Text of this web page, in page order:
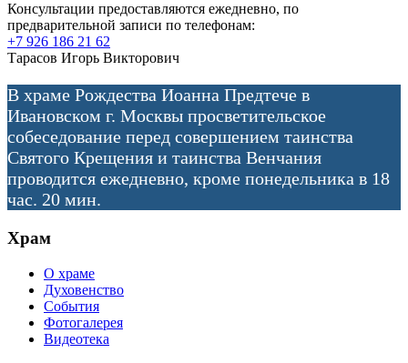
Консультации предоставляются ежедневно, по
предварительной записи по телефонам:
+7 926 186 21 62
Тарасов Игорь Викторович
В храме Рождества Иоанна Предтече в
Ивановском г. Москвы просветительское
собеседование перед совершением таинства
Святого Крещения и таинства Венчания
проводится ежедневно, кроме понедельника в 18
час. 20 мин.
Храм
О храме
Духовенство
События
Фотогалерея
Видеотека